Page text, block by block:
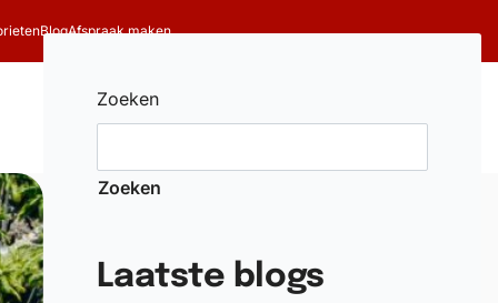
BlogAfspraak maken
Zoeken
Zoeken
Laatste blogs